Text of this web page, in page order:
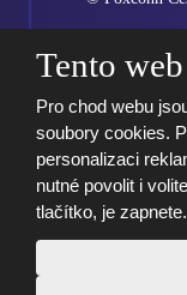
Kariéra GDPR
Tento
Pro chod webu
soubory cookies.
personalizaci
nutné povolit i
tlačítko, je zapnete.